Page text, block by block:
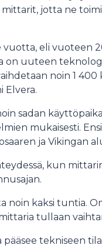
jotta ne
eli vuoteen
on uuteen
noin 1 400
Elvera.
sadan
mukaisesti.
ja Vikingan
kun
noin kaksi tuntia.
tullaan
tekniseen